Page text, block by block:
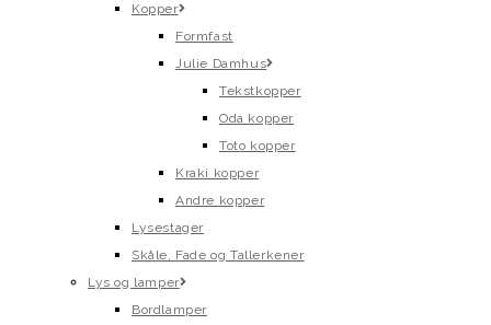
Kopper
Formfast
Julie Damhus
Tekstkopper
Oda kopper
Toto kopper
Kraki kopper
Andre kopper
Lysestager
Skåle, Fade og Tallerkener
Lys og lamper
Bordlamper